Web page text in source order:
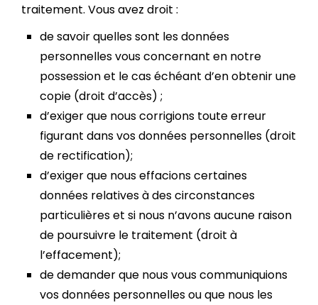
traitement. Vous avez droit :
de savoir quelles sont les données
personnelles vous concernant en notre
possession et le cas échéant d’en obtenir une
copie (droit d’accès) ;
d’exiger que nous corrigions toute erreur
figurant dans vos données personnelles (droit
de rectification);
d’exiger que nous effacions certaines
données relatives à des circonstances
particulières et si nous n’avons aucune raison
de poursuivre le traitement (droit à
l’effacement);
de demander que nous vous communiquions
vos données personnelles ou que nous les